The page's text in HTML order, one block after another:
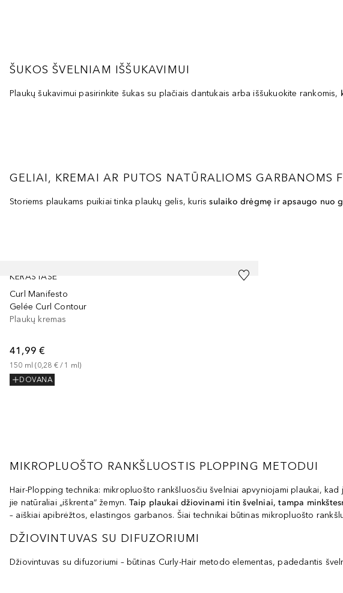
ŠUKOS ŠVELNIAM IŠŠUKAVIMUI
Plaukų šukavimui pasirinkite šukas su plačiais dantukais arba iššukuokite rankomis,
GELIAI, KREMAI AR PUTOS NATŪRALIOMS GARBANOMS
Storiems plaukams puikiai tinka plaukų gelis, kurissulaiko drėgmę ir apsaugo nuo
KÉRASTASE
Curl Manifesto
Gelée Curl Contour
Plaukų kremas
41,99 €
150 ml (0,28 € / 1 ml)
DOVANA
MIKROPLUOŠTO RANKŠLUOSTIS PLOPPING METODUI
Hair-Plopping technika: mikropluošto rankšluosčiu švelniai apvyniojami plaukai,
jie natūraliai „iškrenta“ žemyn. Taip plaukai džiovinami itin švelniai, tampa
– aiškiai apibrėžtos, elastingos garbanos. Šiai technikai būtinas mikropluošto
DŽIOVINTUVAS SU DIFUZORIUMI
Džiovintuvas su difuzoriumi – būtinas Curly-Hair metodo elementas, padedantis